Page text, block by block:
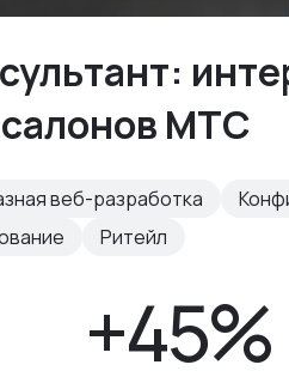
МТС
веб-разработка
Ритейл
+45%